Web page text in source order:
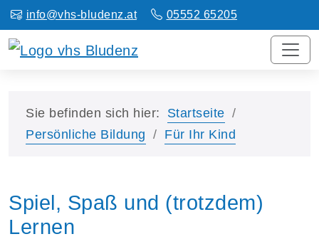
info@vhs-bludenz.at 05552 65205
Sie befinden sich hier:
Startseite
Persönliche Bildung
Für Ihr Kind
Spiel, Spaß und (trotzdem)
Lernen